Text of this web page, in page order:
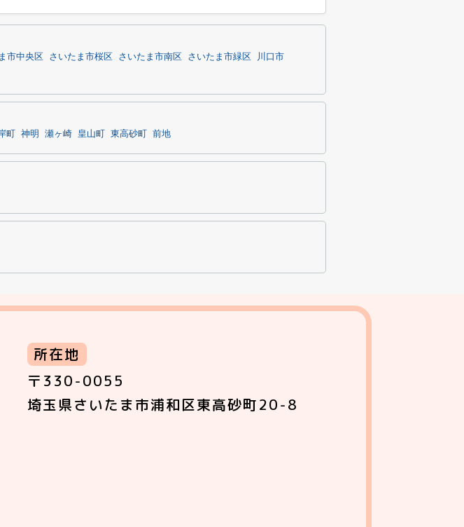
市中央区 さいたま市桜区 さいたま市南区 さいたま市緑区
川口市
町 神明 瀬ヶ崎 皇山町 東高砂町 前地
所在地
〒330-0055
埼玉県さいたま市浦和区東高砂町20-8